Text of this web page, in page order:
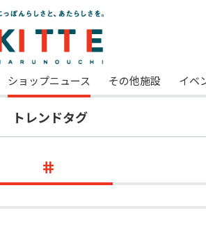
ショップニュース その他施設 イベ
トレンドタグ